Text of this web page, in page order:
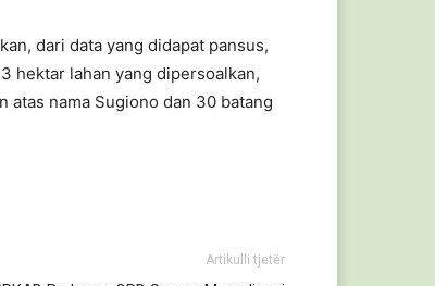
dari data yang didapat pansus,
hektar lahan yang dipersoalkan,
atas nama Sugiono dan 30 batang
Artikulli tjetër